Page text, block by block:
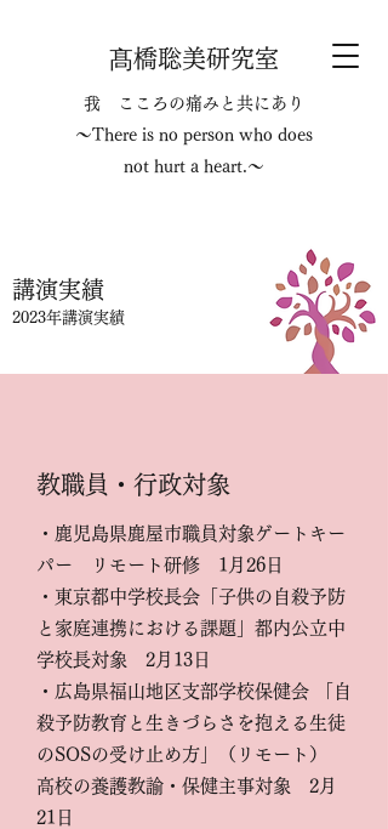
髙橋聡美研究室
我 こころの痛みと共にあり
～There is no person who does
not hurt a heart.～
​​講演実績
2023年講演実績
​教職員・行政対象
・鹿児島県鹿屋市職員対象ゲートキー
パー リモート研修 1月26日
・東京都中学校長会「子供の自殺予防
と家庭連携における課題」都内公立中
学校長対象 2月13日
・広島県福山地区支部学校保健会 「自
殺予防教育と生きづらさを抱える生徒
のSOSの受け止め方」（リモート）
高校の養護教諭・保健主事対象 2月
21日